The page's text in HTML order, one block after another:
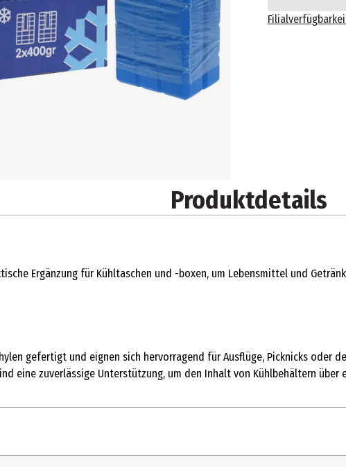
Produktdetails
Ergänzung für Kühltaschen und -boxen, um Lebensmittel und
gefertigt und eignen sich hervorragend für Ausflüge, Picknicks oder
eine zuverlässige Unterstützung, um den Inhalt von Kühlbehältern über